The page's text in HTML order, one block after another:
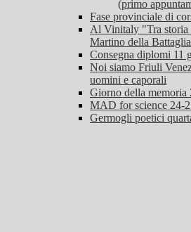
(primo
Fase provinciale di
Al Vinitaly "Tra storia
Martino della
Consegna diplomi 11
Noi siamo Friuli
uomini e caporali
Giorno della memoria
MAD for science 24-
Germogli poetici